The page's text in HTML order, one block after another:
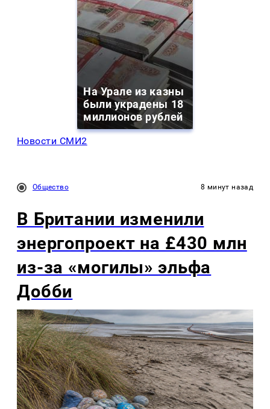
На Урале из казны
были украдены 18
миллионов рублей
Новости СМИ2
Общество 8 минут назад
В Британии изменили
энергопроект на £430 млн
из-за «могилы» эльфа
Добби